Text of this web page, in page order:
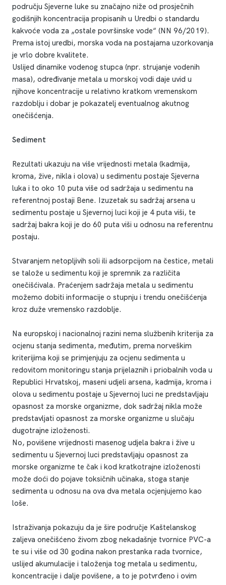
području Sjeverne luke su značajno niže od prosječnih
godišnjih koncentracija propisanih u Uredbi o standardu
kakvoće voda za „ostale površinske vode“ (NN 96/2019).
Prema istoj uredbi, morska voda na postajama uzorkovanja
je vrlo dobre kvalitete.
Uslijed dinamike vodenog stupca (npr. strujanje vodenih
masa), određivanje metala u morskoj vodi daje uvid u
njihove koncentracije u relativno kratkom vremenskom
razdoblju i dobar je pokazatelj eventualnog akutnog
onečišćenja.
Sediment
Rezultati ukazuju na više vrijednosti metala (kadmija,
kroma, žive, nikla i olova) u sedimentu postaje Sjeverna
luka i to oko 10 puta više od sadržaja u sedimentu na
referentnoj postaji Bene. Izuzetak su sadržaj arsena u
sedimentu postaje u Sjevernoj luci koji je 4 puta viši, te
sadržaj bakra koji je do 60 puta viši u odnosu na referentnu
postaju.
Stvaranjem netopljivih soli ili adsorpcijom na čestice, metali
se talože u sedimentu koji je spremnik za različita
onečišćivala. Praćenjem sadržaja metala u sedimentu
možemo dobiti informacije o stupnju i trendu onečišćenja
kroz duže vremensko razdoblje.
Na europskoj i nacionalnoj razini nema službenih kriterija za
ocjenu stanja sedimenta, međutim, prema norveškim
kriterijima koji se primjenjuju za ocjenu sedimenta u
redovitom monitoringu stanja prijelaznih i priobalnih voda u
Republici Hrvatskoj, maseni udjeli arsena, kadmija, kroma i
olova u sedimentu postaje u Sjevernoj luci ne predstavljaju
opasnost za morske organizme, dok sadržaj nikla može
predstavljati opasnost za morske organizme u slučaju
dugotrajne izloženosti.
No, povišene vrijednosti masenog udjela bakra i žive u
sedimentu u Sjevernoj luci predstavljaju opasnost za
morske organizme te čak i kod kratkotrajne izloženosti
može doći do pojave toksičnih učinaka, stoga stanje
sedimenta u odnosu na ova dva metala ocjenjujemo kao
loše.
Istraživanja pokazuju da je šire područje Kaštelanskog
zaljeva onečišćeno živom zbog nekadašnje tvornice PVC-a
te su i više od 30 godina nakon prestanka rada tvornice,
uslijed akumulacije i taloženja tog metala u sedimentu,
koncentracije i dalje povišene, a to je potvrđeno i ovim